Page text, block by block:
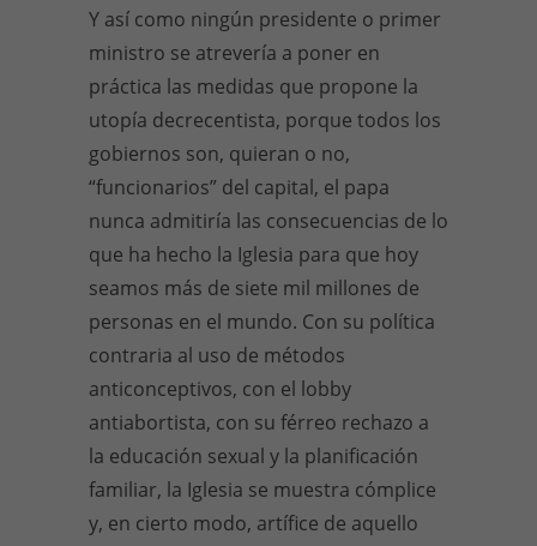
Y así como ningún presidente o primer
ministro se atrevería a poner en
práctica las medidas que propone la
utopía decrecentista, porque todos los
gobiernos son, quieran o no,
“funcionarios” del capital, el papa
nunca admitiría las consecuencias de lo
que ha hecho la Iglesia para que hoy
seamos más de siete mil millones de
personas en el mundo. Con su política
contraria al uso de métodos
anticonceptivos, con el lobby
antiabortista, con su férreo rechazo a
la educación sexual y la planificación
familiar, la Iglesia se muestra cómplice
y, en cierto modo, artífice de aquello